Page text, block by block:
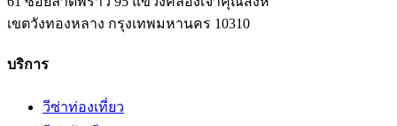
เขตวังทองหลาง กรุงเทพมหานคร 10310
บริการ
วีซ่าท่องเที่ยว